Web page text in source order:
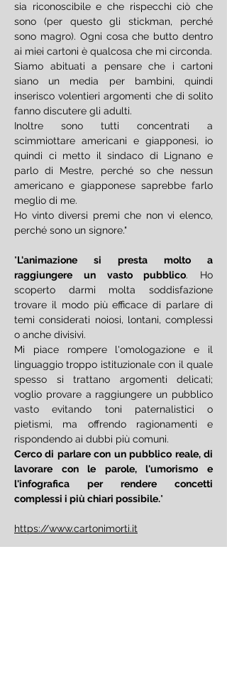
sia riconoscibile e che rispecchi ciò che
sono (per questo gli stickman, perché
sono magro). Ogni cosa che butto dentro
Siamo abituati a pensare che i cartoni
siano un media per bambini, quindi
inserisco volentieri argomenti che di solito
fanno discutere gli adulti.
Inoltre sono tutti concentrati a
scimmiottare americani e giapponesi, io
quindi ci metto il sindaco di Lignano e
parlo di Mestre, perché so che nessun
americano e giapponese saprebbe farlo
meglio di me.
Ho vinto diversi premi che non vi elenco,
perché sono un signore."
"L'animazione si presta molto a
raggiungere un vasto pubblico. Ho
scoperto darmi molta soddisfazione
trovare il modo più efficace di parlare di
temi considerati noiosi, lontani, complessi
o anche divisivi.
Mi piace rompere l'omologazione e il
linguaggio troppo istituzionale con il quale
spesso si trattano argomenti delicati;
voglio provare a raggiungere un pubblico
vasto evitando toni paternalistici o
pietismi, ma offrendo ragionamenti e
rispondendo ai dubbi più comuni.
Cerco di parlare con un pubblico reale, di
lavorare con le parole, l'umorismo e
l'infografica per rendere concetti
complessi i più chiari possibile."
https://www.cartonimorti.it